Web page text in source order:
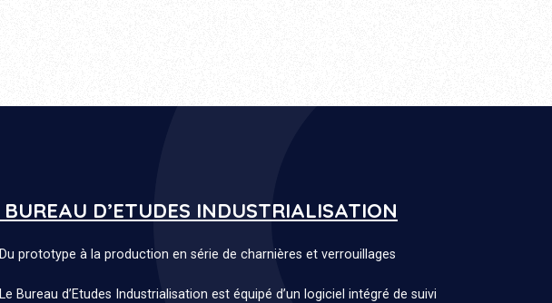
BUREAU D’ETUDES INDUSTRIALISATION
Du prototype à la production en série de charnières et verrouillages
Le Bureau d’Etudes Industrialisation est équipé d’un logiciel intégré de suivi